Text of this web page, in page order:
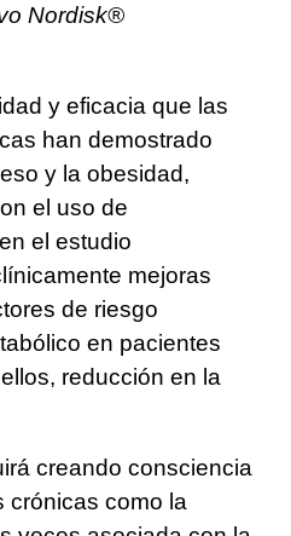
Nordisk®
y eficacia que las
han demostrado
y la obesidad,
el uso de
el estudio
mejoras
de riesgo
en pacientes
reducción en la
creando consciencia
crónicas como la